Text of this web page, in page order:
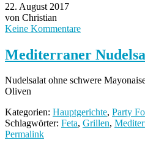
22. August 2017
von Christian
Keine Kommentare
Mediterraner
Nudelsalat ohne schwere
Oliven
Kategorien: Hauptgerichte, Party
Schlagwörter: Feta, Grillen,
Permalink